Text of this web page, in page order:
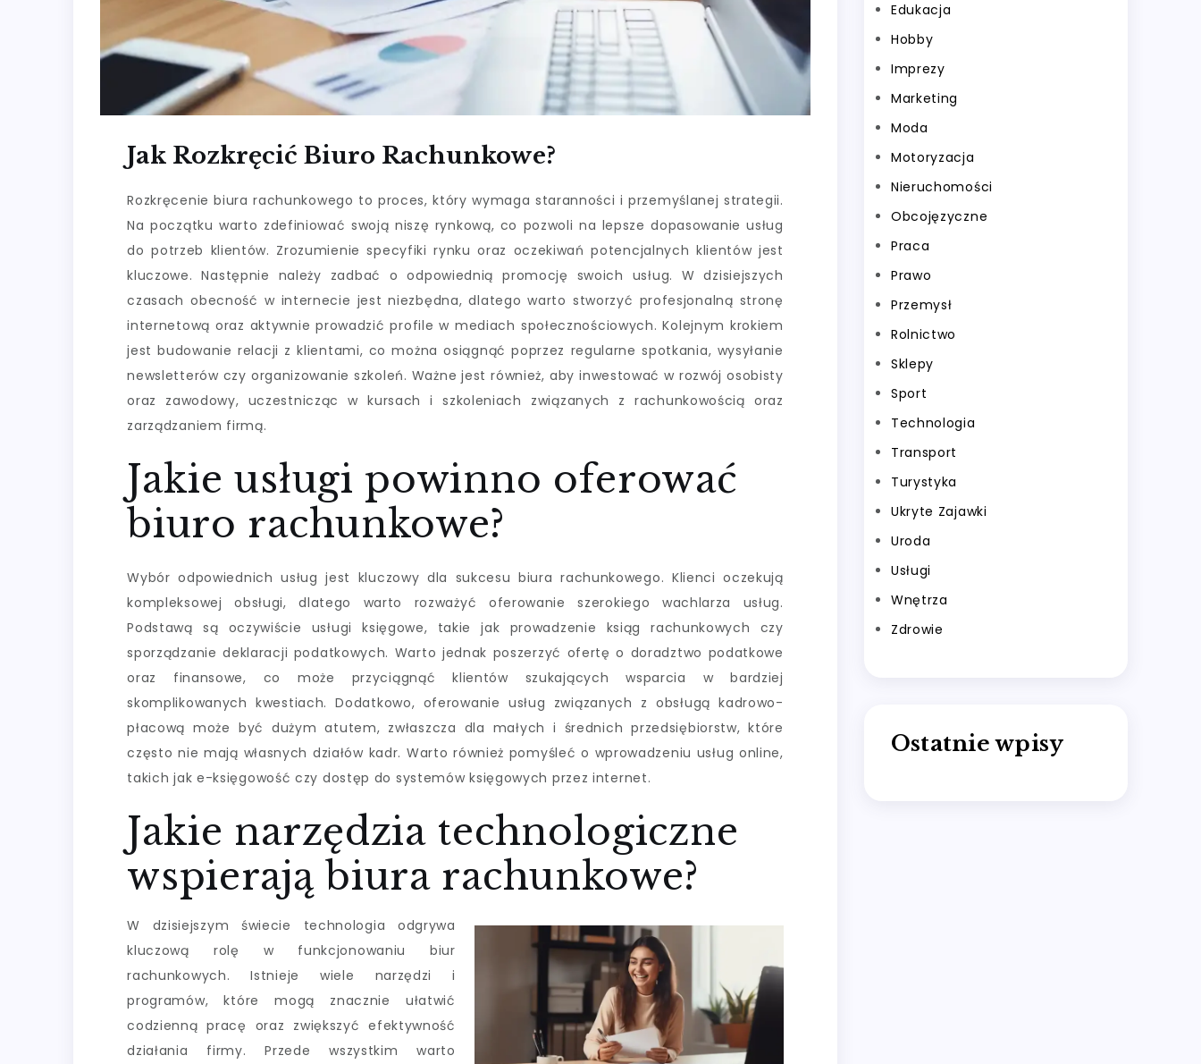
Jak Rozkręcić Biuro Rachunkowe?
Rozkręcenie biura rachunkowego to proces, który wymaga staranności i przemyślanej strategii.
Na początku warto zdefiniować swoją niszę rynkową, co pozwoli na lepsze dopasowanie usług
do potrzeb klientów. Zrozumienie specyfiki rynku oraz oczekiwań potencjalnych klientów jest
kluczowe. Następnie należy zadbać o odpowiednią promocję swoich usług. W dzisiejszych
czasach obecność w internecie jest niezbędna, dlatego warto stworzyć profesjonalną stronę
internetową oraz aktywnie prowadzić profile w mediach społecznościowych. Kolejnym krokiem
jest budowanie relacji z klientami, co można osiągnąć poprzez regularne spotkania, wysyłanie
newsletterów czy organizowanie szkoleń. Ważne jest również, aby inwestować w rozwój osobisty
oraz zawodowy, uczestnicząc w kursach i szkoleniach związanych z rachunkowością oraz
zarządzaniem firmą.
Jakie usługi powinno oferować
biuro rachunkowe?
Wybór odpowiednich usług jest kluczowy dla sukcesu biura rachunkowego. Klienci oczekują
kompleksowej obsługi, dlatego warto rozważyć oferowanie szerokiego wachlarza usług.
Podstawą są oczywiście usługi księgowe, takie jak prowadzenie ksiąg rachunkowych czy
sporządzanie deklaracji podatkowych. Warto jednak poszerzyć ofertę o doradztwo podatkowe
oraz finansowe, co może przyciągnąć klientów szukających wsparcia w bardziej
skomplikowanych kwestiach. Dodatkowo, oferowanie usług związanych z obsługą kadrowo-
płacową może być dużym atutem, zwłaszcza dla małych i średnich przedsiębiorstw, które
często nie mają własnych działów kadr. Warto również pomyśleć o wprowadzeniu usług online,
takich jak e-księgowość czy dostęp do systemów księgowych przez internet.
Jakie narzędzia technologiczne
wspierają biura rachunkowe?
W dzisiejszym świecie technologia odgrywa
kluczową rolę w funkcjonowaniu biur
rachunkowych. Istnieje wiele narzędzi i
programów, które mogą znacznie ułatwić
codzienną pracę oraz zwiększyć efektywność
działania firmy. Przede wszystkim warto
Edukacja
Hobby
Imprezy
Marketing
Moda
Motoryzacja
Nieruchomości
Obcojęzyczne
Praca
Prawo
Przemysł
Rolnictwo
Sklepy
Sport
Technologia
Transport
Turystyka
Ukryte Zajawki
Uroda
Usługi
Wnętrza
Zdrowie
Ostatnie wpisy